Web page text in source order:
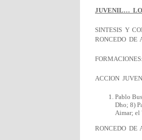
JUVENIL… LO
SINTESIS Y
RONCEDO DE
FORMACIONES:
ACCION
Pablo
Dho; 8)
Aimar; el
RONCEDO DE